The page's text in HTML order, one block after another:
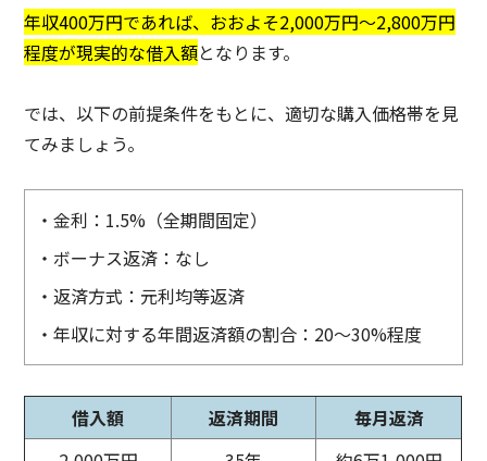
年収400万円であれば、おおよそ2,000万円〜2,800万円
程度が現実的な借入額となります。
では、以下の前提条件をもとに、適切な購入価格帯を見
てみましょう。
・金利：1.5%（全期間固定）
・ボーナス返済：なし
・返済方式：元利均等返済
・年収に対する年間返済額の割合：20〜30%程度
借入額 返済期間
毎月返済